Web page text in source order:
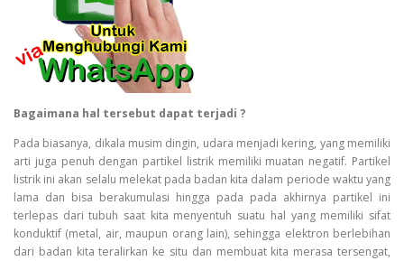
Bagaimana hal tersebut dapat terjadi ?
Pada biasanya, dikala musim dingin, udara menjadi kering, yang memiliki
arti juga penuh dengan partikel listrik memiliki muatan negatif. Partikel
listrik ini akan selalu melekat pada badan kita dalam periode waktu yang
lama dan bisa berakumulasi hingga pada pada akhirnya partikel ini
terlepas dari tubuh saat kita menyentuh suatu hal yang memiliki sifat
konduktif (metal, air, maupun orang lain), sehingga elektron berlebihan
dari badan kita teralirkan ke situ dan membuat kita merasa tersengat,